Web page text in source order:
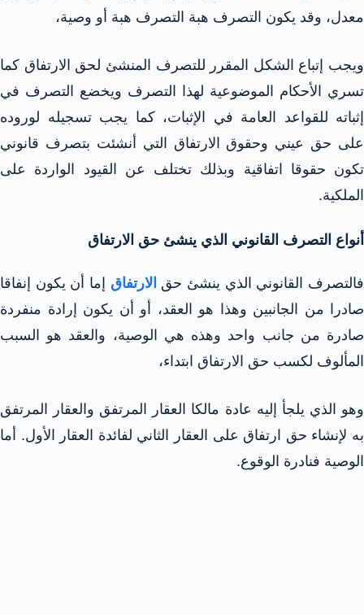
معدل، وقد يكون التصرف هبة التصرف هبة أو وصية،
ويجب إتباع الشكل المقرر للتصرف المنشئ لحق الارتفاق كما
تسري الأحكام الموضوعية لهذا التصرف ويخضع التصرف في
إثباته للقواعد العامة في الإثبات، كما يجب تسجيله لوروده
على حق عيني وحقوق الارتفاق التي أنشئت بتصرف قانوني
تكون حقوقا اتفاقية وبذلك تختلف عن القيود الواردة على
الملكية.
أنواع التصرف القانوني الذي ينشئ حق الارتفاق
فالتصرف القانوني الذي ينشئ حق الارتفاق إما أن يكون إنفاقا
صادرا من الجانبين وهذا هو العقد، أو أن يكون إرادة منفردة
صادرة من جانب واحد وهذه هي الوصية، والعقد هو السبب
المألوف لكسب حق الارتفاق ابتداء،
وهو الذي يلجأ إليه عادة مالكا العقار المرتفق والعقار المرتفق
به لإنشاء حق ارتفاق على العقار الثاني لفائدة العقار الأول. أما
الوصية فنادرة الوقوع.